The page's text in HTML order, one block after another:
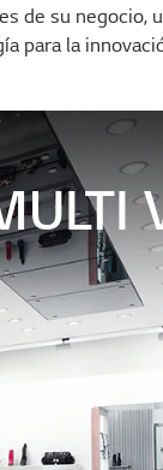
de su negocio,
para la